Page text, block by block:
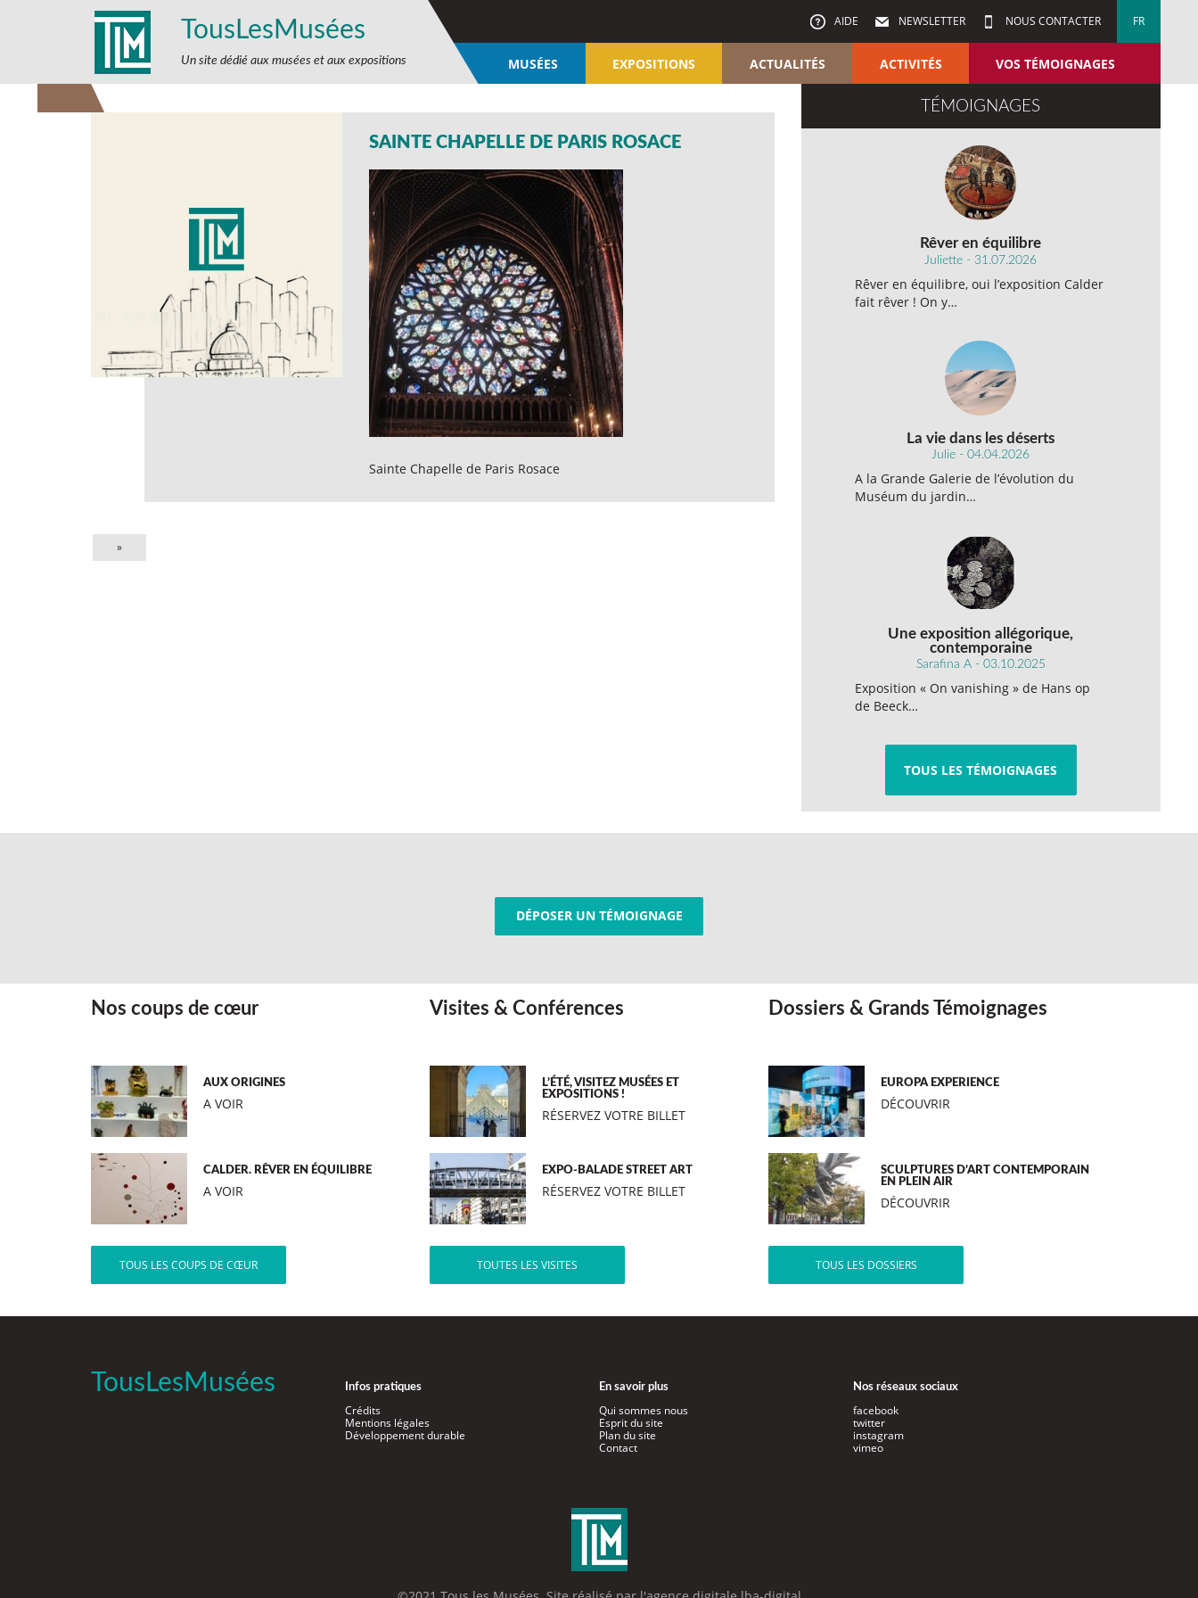
TousLesMusées
Un site dédié aux musées et aux expositions
AIDE NEWSLETTER NOUS CONTACTER FR
MUSÉES EXPOSITIONS ACTUALITÉS ACTIVITÉS VOS TÉMOIGNAGES
SAINTE CHAPELLE DE PARIS ROSACE
Sainte Chapelle de Paris Rosace
»
TÉMOIGNAGES
Rêver en équilibre
Juliette - 31.07.2026
Rêver en équilibre, oui l’exposition Calder
fait rêver ! On y…
La vie dans les déserts
Julie - 04.04.2026
A la Grande Galerie de l’évolution du
Muséum du jardin…
Une exposition allégorique,
contemporaine
Sarafina A - 03.10.2025
Exposition « On vanishing » de Hans op
de Beeck…
TOUS LES TÉMOIGNAGES
DÉPOSER UN TÉMOIGNAGE
Nos coups de cœur
AUX ORIGINES
A VOIR
CALDER. RÊVER EN ÉQUILIBRE
A VOIR
TOUS LES COUPS DE CŒUR
Visites & Conférences
L’ÉTÉ, VISITEZ MUSÉES ET
EXPOSITIONS !
RÉSERVEZ VOTRE BILLET
EXPO-BALADE STREET ART
RÉSERVEZ VOTRE BILLET
TOUTES LES VISITES
Dossiers & Grands Témoignages
EUROPA EXPERIENCE
DÉCOUVRIR
SCULPTURES D’ART CONTEMPORAIN
EN PLEIN AIR
DÉCOUVRIR
TOUS LES DOSSIERS
TousLesMusées Infos pratiques
Crédits
Mentions légales
Développement durable
En savoir plus
Qui sommes nous
Esprit du site
Plan du site
Contact
Nos réseaux sociaux
facebook
twitter
instagram
vimeo